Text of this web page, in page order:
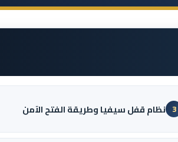
3 نظام قفل سيفيا وطريقة الفتح الآمن